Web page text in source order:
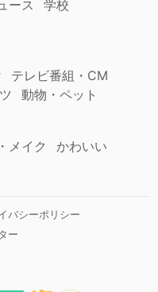
ース
学校
テレビ番組・CM
動物・ペット
メイク かわいい
バシーポリシー
ー